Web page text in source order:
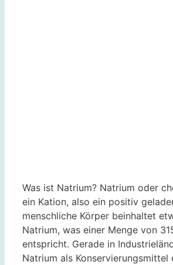
Was ist Natrium? Natrium oder
ein Kation, also ein positiv
menschliche Körper beinhaltet
Natrium, was einer Menge von
entspricht. Gerade in
Natrium als Konservierungsmittel